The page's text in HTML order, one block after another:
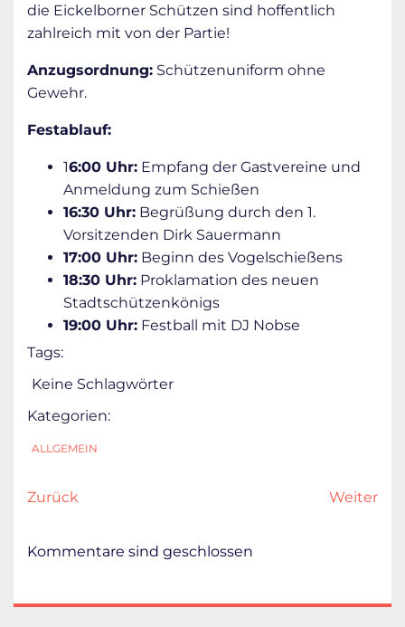
die Eickelborner Schützen sind hoffentlich
zahlreich mit von der Partie!
Anzugsordnung: Schützenuniform ohne
Gewehr.
Festablauf:
16:00 Uhr: Empfang der Gastvereine und
Anmeldung zum Schießen
16:30 Uhr: Begrüßung durch den 1.
Vorsitzenden Dirk Sauermann
17:00 Uhr: Beginn des Vogelschießens
18:30 Uhr: Proklamation des neuen
Stadtschützenkönigs
19:00 Uhr: Festball mit DJ Nobse
Tags:
Keine Schlagwörter
Kategorien:
ALLGEMEIN
Zurück Weiter
Kommentare sind geschlossen